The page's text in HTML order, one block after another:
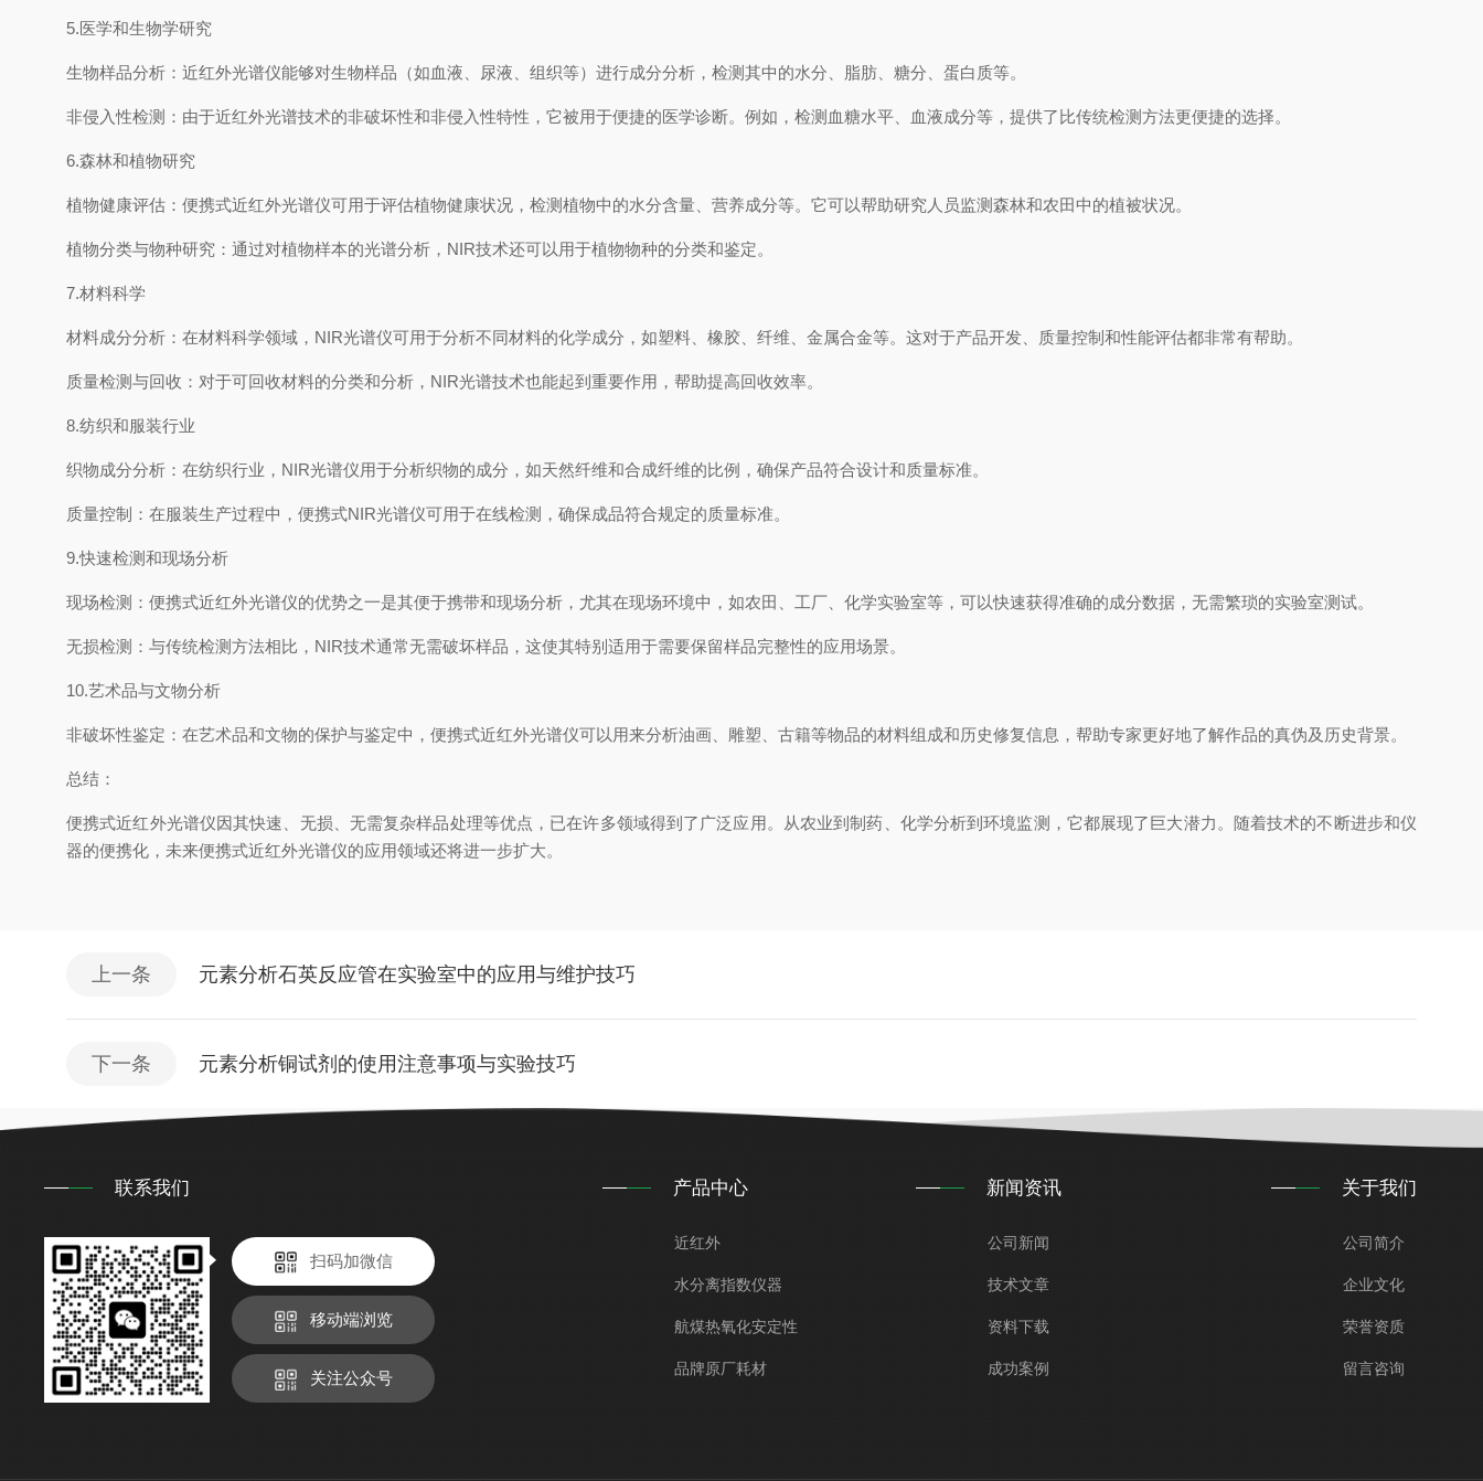
5.医学和生物学研究
生物样品分析：近红外光谱仪能够对生物样品（如血液、尿液、组织等）进行成分分析，检测其中的水分、脂肪、糖分、蛋白质等。
非侵入性检测：由于近红外光谱技术的非破坏性和非侵入性特性，它被用于便捷的医学诊断。例如，检测血糖水平、血液成分等，提供了比传统检测方法更便捷的选择。
6.森林和植物研究
植物健康评估：便携式近红外光谱仪可用于评估植物健康状况，检测植物中的水分含量、营养成分等。它可以帮助研究人员监测森林和农田中的植被状况。
植物分类与物种研究：通过对植物样本的光谱分析，NIR技术还可以用于植物物种的分类和鉴定。
7.材料科学
材料成分分析：在材料科学领域，NIR光谱仪可用于分析不同材料的化学成分，如塑料、橡胶、纤维、金属合金等。这对于产品开发、质量控制和性能评估都非常有帮助。
质量检测与回收：对于可回收材料的分类和分析，NIR光谱技术也能起到重要作用，帮助提高回收效率。
8.纺织和服装行业
织物成分分析：在纺织行业，NIR光谱仪用于分析织物的成分，如天然纤维和合成纤维的比例，确保产品符合设计和质量标准。
质量控制：在服装生产过程中，便携式NIR光谱仪可用于在线检测，确保成品符合规定的质量标准。
9.快速检测和现场分析
现场检测：便携式近红外光谱仪的优势之一是其便于携带和现场分析，尤其在现场环境中，如农田、工厂、化学实验室等，可以快速获得准确的成分数据，无需繁琐的实验室测试。
无损检测：与传统检测方法相比，NIR技术通常无需破坏样品，这使其特别适用于需要保留样品完整性的应用场景。
10.艺术品与文物分析
非破坏性鉴定：在艺术品和文物的保护与鉴定中，便携式近红外光谱仪可以用来分析油画、雕塑、古籍等物品的材料组成和历史修复信息，帮助专家更好地了解作品的真伪及历史背景。
总结：
便携式近红外光谱仪因其快速、无损、无需复杂样品处理等优点，已在许多领域得到了广泛应用。从农业到制药、化学分析到环境监测，它都展现了巨大潜力。随着技术的不断进步和仪
器的便携化，未来便携式近红外光谱仪的应用领域还将进一步扩大。
上一条 元素分析石英反应管在实验室中的应用与维护技巧
下一条 元素分析铜试剂的使用注意事项与实验技巧
联系我们
扫码加微信
移动端浏览
关注公众号
产品中心
近红外
水分离指数仪器
航煤热氧化安定性
品牌原厂耗材
新闻资讯
公司新闻
技术文章
资料下载
成功案例
关于我们
公司简介
企业文化
荣誉资质
留言咨询